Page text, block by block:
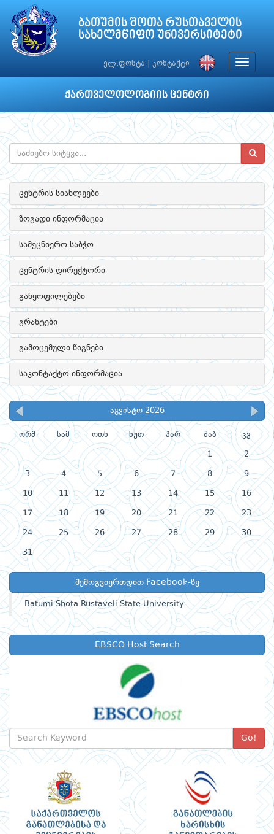
ბათუმის შოთა რუსთაველის
სახელმწიფო უნივერსიტეტი
ელ.ფოსტა კონტაქტი
Toggle
ქართველოლოგიის ცენტრი
ცენტრის სიახლეები
ზოგადი ინფორმაცია
სამეცნიერო საბჭო
ცენტრის დირექტორი
განყოფილებები
გრანტები
გამოცემული წიგნები
საკონტაქტო ინფორმაცია
აგვისტო 2026
ორშ სამ ოთხ ხუთ პარ შაბ კვ
1 2
3 4 5 6 7 8 9
10 11 12 13 14 15 16
17 18 19 20 21 22 23
24 25 26 27 28 29 30
31
შემოგვიერთდით Facebook-ზე
Batumi Shota Rustaveli State University.
EBSCO Host Search
Go!